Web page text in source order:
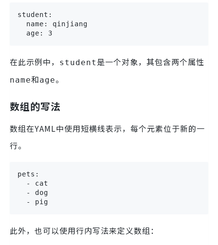
student:
  name: qinjiang
  age: 3
在此示例中， student 是一个对象，其包含两个属性
name和age。
数组的写法
数组在YAML中使用短横线表示，每个元素位于新的一
行。
pets:
  - cat
  - dog
  - pig
此外，也可以使用行内写法来定义数组：